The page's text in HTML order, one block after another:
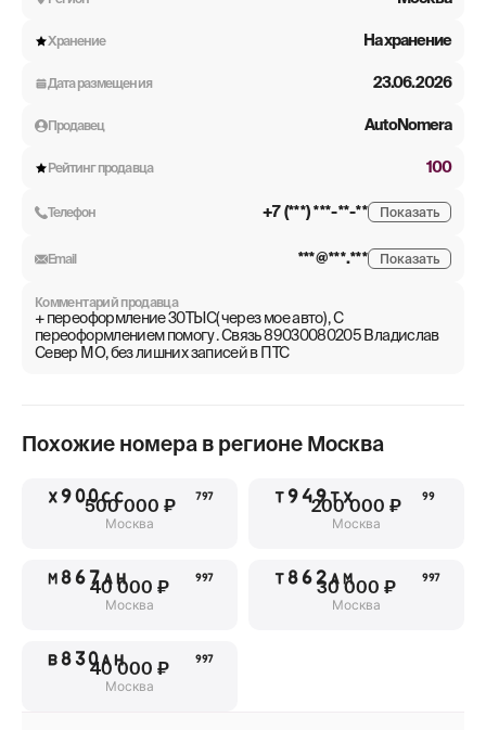
Хранение На хранение
Дата размещения 23.06.2026
Продавец AutoNomera
Рейтинг продавца 100
Телефон +7 (***) ***-**-** Показать
Email ***@***.*** Показать
Комментарий продавца
+ переоформление 30ТЫС( через мое авто) , С
переоформлением помогу . Связь 89030080205 Владислав
Север МО, без лишних записей в ПТС
Похожие номера в регионе Москва
Х900СС 797
500 000 ₽
Москва
Т949ТХ 99
200 000 ₽
Москва
М867АН 997
40 000 ₽
Москва
Т862АМ 997
30 000 ₽
Москва
В830АН 997
40 000 ₽
Москва